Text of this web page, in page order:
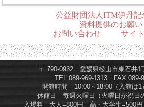
公益財団法人ITM伊丹記
資料提供のお願い
お問い合わせ
サイ
〒 790-0932 愛媛県松山市東石井1
TEL.089-969-1313 FAX.089-
開館時間 10:00～18:00（入館は
休館日 毎週火曜日（火曜日が祝日
入場料 大人=800円 高・大学生=500